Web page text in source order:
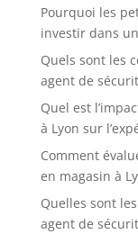
Pourquoi les
investir dans
Quels sont les
agent de
Quel est
à Lyon sur
Comment
en magasin à
Quelles sont
agent de